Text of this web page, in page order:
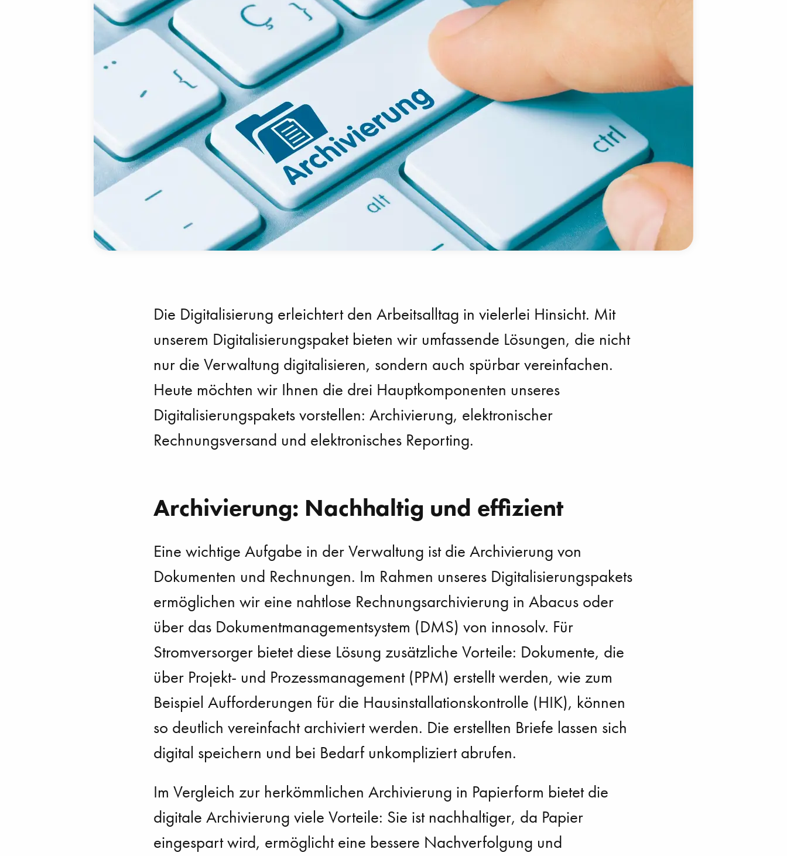
Die Digitalisierung erleichtert den Arbeitsalltag in vielerlei Hinsicht. Mit
unserem Digitalisierungspaket bieten wir umfassende Lösungen, die nicht
nur die Verwaltung digitalisieren, sondern auch spürbar vereinfachen.
Heute möchten wir Ihnen die drei Hauptkomponenten unseres
Digitalisierungspakets vorstellen: Archivierung, elektronischer
Rechnungsversand und elektronisches Reporting.
Archivierung: Nachhaltig und effizient
Eine wichtige Aufgabe in der Verwaltung ist die Archivierung von
Dokumenten und Rechnungen. Im Rahmen unseres Digitalisierungspakets
ermöglichen wir eine nahtlose Rechnungsarchivierung in Abacus oder
über das Dokumentmanagementsystem (DMS) von innosolv. Für
Stromversorger bietet diese Lösung zusätzliche Vorteile: Dokumente, die
über Projekt- und Prozessmanagement (PPM) erstellt werden, wie zum
Beispiel Aufforderungen für die Hausinstallationskontrolle (HIK), können
so deutlich vereinfacht archiviert werden. Die erstellten Briefe lassen sich
digital speichern und bei Bedarf unkompliziert abrufen.
Im Vergleich zur herkömmlichen Archivierung in Papierform bietet die
digitale Archivierung viele Vorteile: Sie ist nachhaltiger, da Papier
eingespart wird, ermöglicht eine bessere Nachverfolgung und